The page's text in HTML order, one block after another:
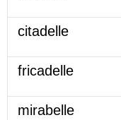
citadelle
fricadelle
mirabelle